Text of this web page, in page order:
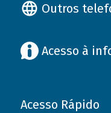
Outros
Acesso à
Acesso Rápido